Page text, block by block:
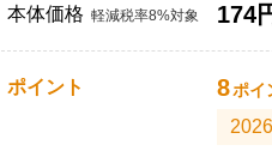
本体価格 軽減税率8%対象 174
ポイント 8ポイ